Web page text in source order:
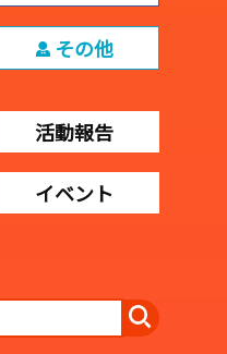
その他
活動報告
イベント